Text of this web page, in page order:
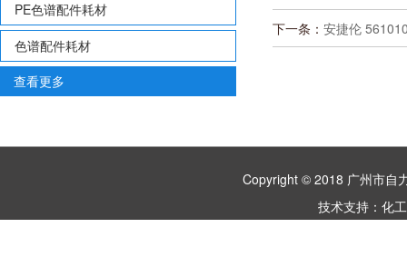
PE色谱配件耗材
色谱配件耗材
查看更多
下一条： 安捷伦
Copyright © 2018 广州市
技术支持： 化